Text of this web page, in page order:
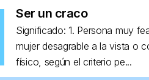
Ser un craco
Significado: 1. Persona muy
mujer desagrable a la vista o
físico, según el criterio pe...